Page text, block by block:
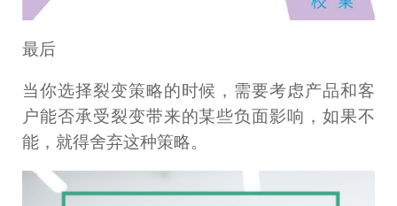
最后
当你选择裂变策略的时候，需要考虑产品和客
户能否承受裂变带来的某些负面影响，如果不
能，就得舍弃这种策略。